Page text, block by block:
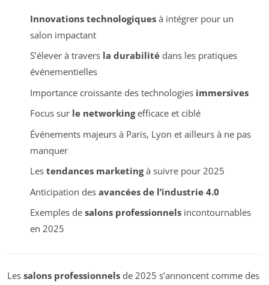
Innovations technologiquesà intégrer pour un
salon impactant
S’élever à travers la durabilitédans les pratiques
événementielles
Importance croissante des technologies immersives
Focus sur le networkingefficace et ciblé
Événements majeurs à Paris, Lyon et ailleurs à ne pas
manquer
Les tendances marketingà suivre pour 2025
Anticipation des avancées de l’industrie 4.0
Exemples de salons professionnelsincontournables
en 2025
Les salons professionnels de 2025 s’annoncent comme des